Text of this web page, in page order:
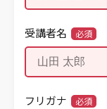
受講者名 必須
フリガナ 必須